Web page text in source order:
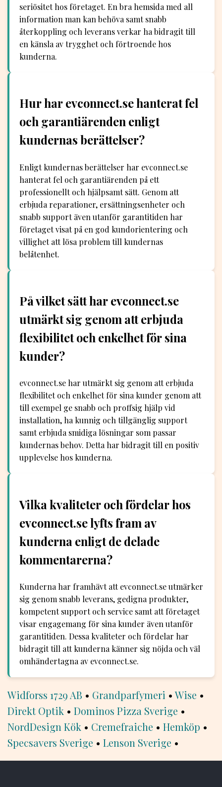
seriösitet hos företaget. En bra hemsida med all
information man kan behöva samt snabb
återkoppling och leverans verkar ha bidragit till
en känsla av trygghet och förtroende hos
kunderna.
Hur har evconnect.se hanterat fel
och garantiärenden enligt
kundernas berättelser?
Enligt kundernas berättelser har evconnect.se
hanterat fel och garantiärenden på ett
professionellt och hjälpsamt sätt. Genom att
erbjuda reparationer, ersättningsenheter och
snabb support även utanför garantitiden har
företaget visat på en god kundorientering och
villighet att lösa problem till kundernas
belåtenhet.
På vilket sätt har evconnect.se
utmärkt sig genom att erbjuda
flexibilitet och enkelhet för sina
kunder?
evconnect.se har utmärkt sig genom att erbjuda
flexibilitet och enkelhet för sina kunder genom att
till exempel ge snabb och proffsig hjälp vid
installation, ha kunnig och tillgänglig support
samt erbjuda smidiga lösningar som passar
kundernas behov. Detta har bidragit till en positiv
upplevelse hos kunderna.
Vilka kvaliteter och fördelar hos
evconnect.se lyfts fram av
kunderna enligt de delade
kommentarerna?
Kunderna har framhävt att evconnect.se utmärker
sig genom snabb leverans, gedigna produkter,
kompetent support och service samt att företaget
visar engagemang för sina kunder även utanför
garantitiden. Dessa kvaliteter och fördelar har
bidragit till att kunderna känner sig nöjda och väl
omhändertagna av evconnect.se.
Widforss 1729 AB • Grandparfymeri •Wise •
Direkt Optik • Dominos Pizza Sverige •
NordDesign Kök • Cremefraiche • Hemköp •
Specsavers Sverige • Lenson Sverige •